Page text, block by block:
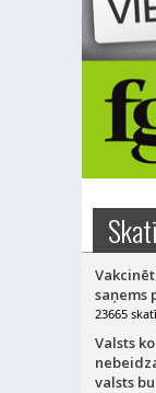
saņems
23665
Valsts
valsts